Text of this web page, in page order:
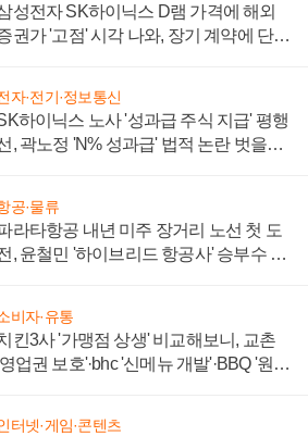
성전자 SK하이닉스 D램 가격에 해외
권가 '고점' 시각 나와, 장기 계약에 단점
자·전기·정보통신
하이닉스 노사 '성과급 주식 지급' 평행
, 곽노정 'N% 성과급' 법적 논란 벗을지
공·물류
라타항공 내년 미주 장거리 노선 첫 도
, 윤철민 '하이브리드 항공사' 승부수 통
비자·유통
킨3사 '가맹점 상생' 비교해보니, 교촌
업권 보호'·bhc '신메뉴 개발'·BBQ '원가
터넷·게임·콘텐츠